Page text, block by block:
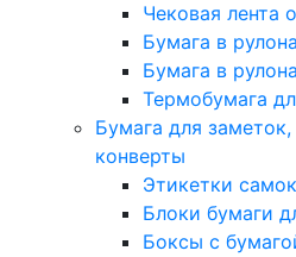
Чековая лента
Бумага в
Бумага в
Термобумага
Бумага для
конверты
Этикетки
Блоки бумаги
Боксы с